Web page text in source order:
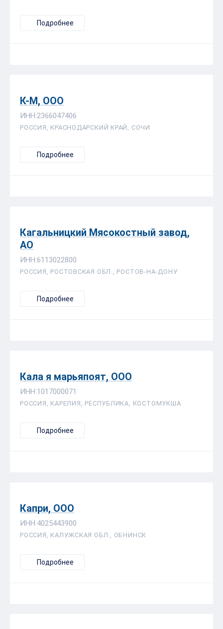
Подробнее
К-М, ООО
ИНН:2366047406
РОССИЯ, КРАСНОДАРСКИЙ КРАЙ, СОЧИ
Подробнее
Кагальницкий Мясокостный завод,
АО
ИНН:6113022800
РОССИЯ, РОСТОВСКАЯ ОБЛ., РОСТОВ-НА-ДОНУ
Подробнее
Кала я марьяпоят, ООО
ИНН:1017000071
РОССИЯ, КАРЕЛИЯ, РЕСПУБЛИКА, КОСТОМУКША
Подробнее
Капри, ООО
ИНН:4025443900
РОССИЯ, КАЛУЖСКАЯ ОБЛ., ОБНИНСК
Подробнее